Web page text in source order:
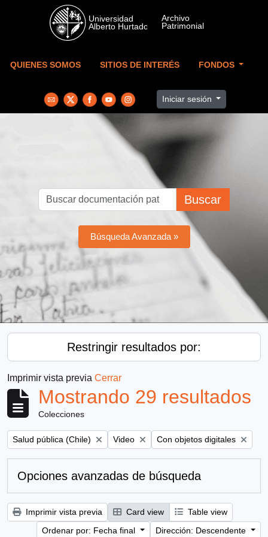
Skip to main content
QUIENES SOMOS SITIOS DE INTERÉS FONDOS
Iniciar sesión
Buscar
Búsqueda Avanzada »
Restringir resultados por:
Imprimir vista previa Cerrar
Mostrando 29 resultados
Colecciones
Remove filter:
Salud pública (Chile) Remove filter:
Video Remove filter:
Con objetos digitales
Opciones avanzadas de búsqueda
Imprimir vista previa Card view
Table view
Ordenar por: Fecha final
Dirección: Descendente